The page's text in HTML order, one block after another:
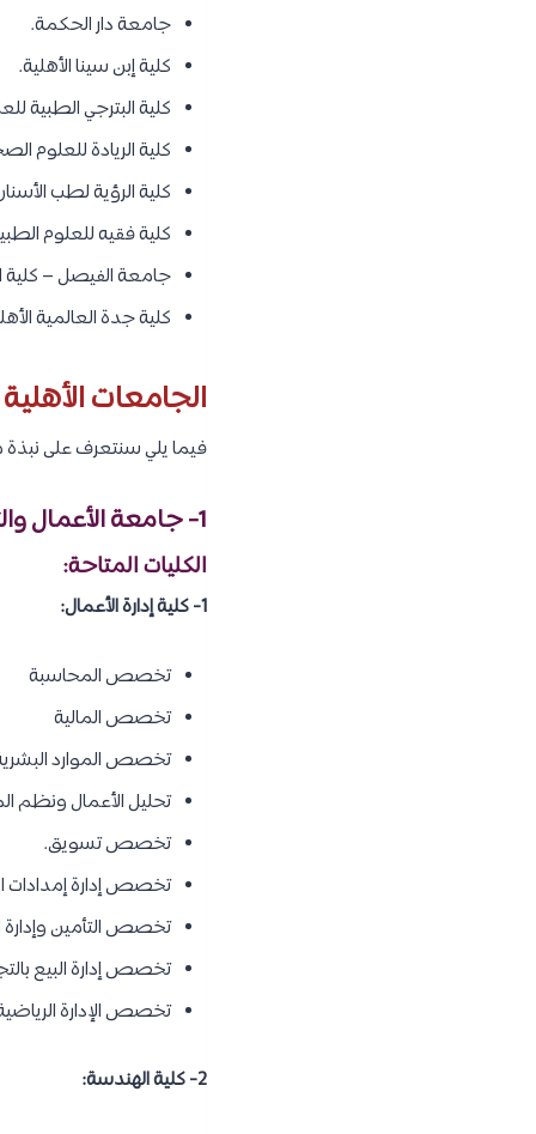
جامعة دار الحكمة.
كلية إبن سينا الأهلية.
كلية البترجي الطبية
كلية الريادة للعلوم
كلية الرؤية لطب
كلية فقيه للعلوم
جامعة الفيصل – كلية
كلية جدة العالمية
الجامعات
فيما يلي سنتعرف على
1- جامعة الأعمال والتكنولوجيا:
الكليات المتاحة:
1- كلية إدارة الأعمال:
تخصص المحاسبة
تخصص المالية
تخصص الموارد
تحليل الأعمال ونظم
تخصص تسويق.
تخصص إدارة إمدادات
تخصص التأمين
تخصص إدارة البيع
تخصص الإدارة
2- كلية الهندسة: